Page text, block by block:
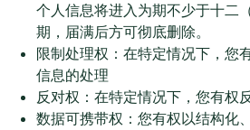
个人信息将进入为期不少于十二
期，届满后方可彻底删除。
限制处理权：在特定情况下，您
信息的处理
反对权：在特定情况下，您有权
数据可携带权：您有权以结构化